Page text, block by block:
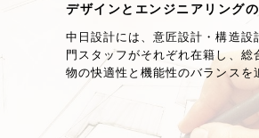
デザインとエンジニアリング
中日設計には、意匠設計・構造設
門スタッフがそれぞれ在籍し、総
物の快適性と機能性のバランスを